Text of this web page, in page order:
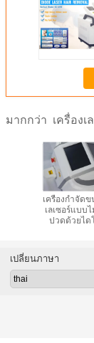
มากกว่า เครื่องเ
เครื่องกำจัด
เลเซอร์แบบไ
ปวดด้วยไดโ
เปลี่ยนภาษา